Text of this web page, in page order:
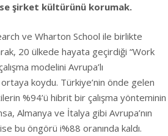
şirket kültürünü korumak.
ve Wharton School ile birlikte
20 ülkede hayata geçirdiği “Work
modelini Avrupa’lı
koydu. Türkiye’nin önde gelen
%94’ü hibrit bir çalışma yönteminin
Almanya ve İtalya gibi Avrupa’nın
bu öngörü i%88 oranında kaldı.